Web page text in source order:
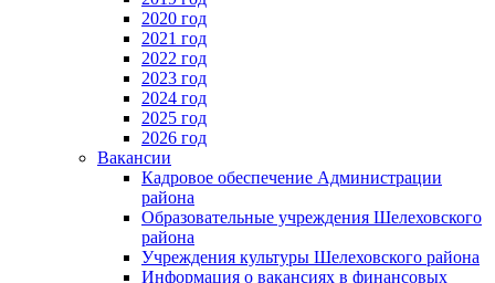
2020 год
2021 год
2022 год
2023 год
2024 год
2025 год
2026 год
Вакансии
Кадровое обеспечение Администрации
района
Образовательные учреждения Шелеховского
района
Учреждения культуры Шелеховского района
Информация о вакансиях в финансовых